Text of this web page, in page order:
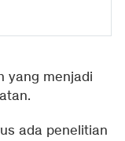
yang menjadi
ada penelitian